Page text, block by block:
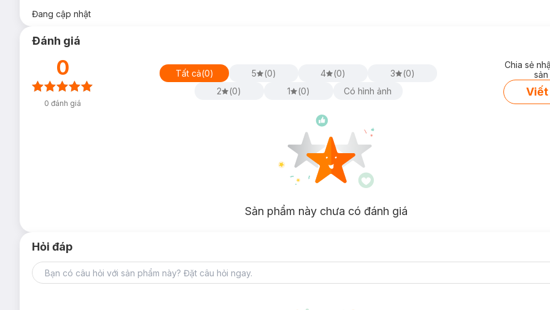
Đang cập nhật
Đánh giá
0
0 đánh giá
Tất cả(0) 5 (0) 4 (0) 3 (0)
2
(0) 1 (0) Có hình ảnh
Chia sẻ
Viết
Sản phẩm này chưa có đánh giá
Hỏi đáp